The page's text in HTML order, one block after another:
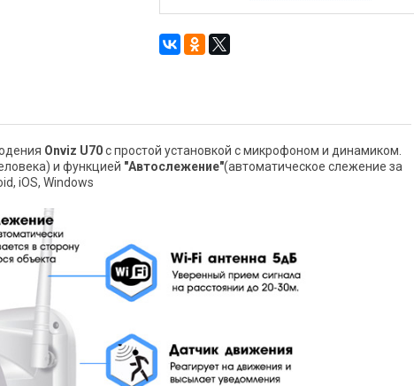
Onviz U70с простой установкой с микрофоном и динамиком.
и функцией "Автослежение"(автоматическое слежение за
iOS, Windows